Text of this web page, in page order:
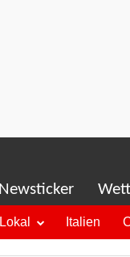
Newsticker
Lokal Italien